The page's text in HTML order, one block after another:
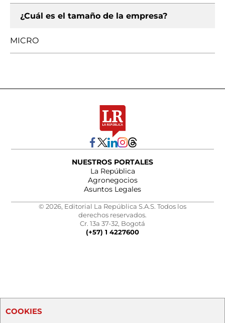
¿Cuál es el tamaño de la empresa?
MICRO
NUESTROS PORTALES
La República
Agronegocios
Asuntos Legales
© 2026, Editorial La República S.A.S. Todos los
derechos reservados.
Cr. 13a 37-32, Bogotá
(+57) 1 4227600
COOKIES